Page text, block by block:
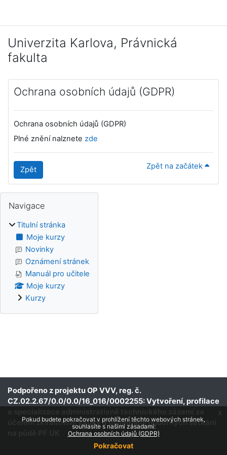
Pokud budete pokračovat v prohlížení těchto webových stránek,
souhlasíte s našimi zásadami:
Ochrana osobních údajů (GDPR)
Pokračovat
x
Univerzita Karlova, Právnická
fakulta
Ochrana osobních údajů (GDPR)
Ochrana osobních údajů (GDPR)
Plné znění nalznete zde
Zpět Zpět na začátek
Bloky
Navigace
Titulní stránka
Moje kurzy
Novinky
Oznámení stránek
Manuál pro učitele
Moje kurzy
Kurzy
Doplňkové bloky
Podpořeno z projektu OP VVV, reg. č.
CZ.02.2.67/0.0/0.0/16_016/0002255: Vytvoření, profilace
účelem zkvalitnění výuky a usnadnění odborných setkání